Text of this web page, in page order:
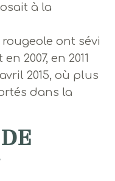
à la
ont sévi
2007, en 2011
2015, où plus
dans la